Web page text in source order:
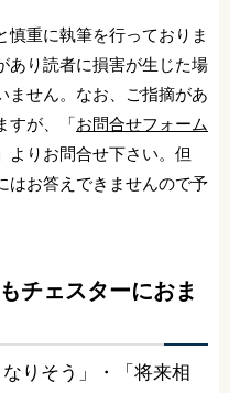
重に執筆を行っておりま
あり読者に損害が生じた場
ません。なお、ご指摘があ
すが、「お問合せフォーム
りお問合せ下さい。但
はお答えできませんので予
チェスターにおま
りそう」・「将来相